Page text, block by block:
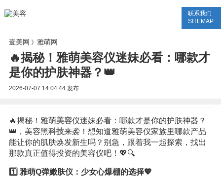
联系我们
SITEMAP
壹美网 》 雅萌网
🔥揭秘！雅萌美容仪迷妹必看：哪款才
是你的护肤神器？👑
2026-07-07 14:04:44发布
🔥揭秘！雅萌美容仪迷妹必看：哪款才是你的护肤神器？
👑，美容黑科技来袭！想知道雅萌美容仪家族里哪款产品
能让你的肌肤焕发新生吗？别急，跟着我一起探索，找出
那款真正值得投资的美容仪吧！💖🔍
1️⃣ 雅萌Q弹嫩肤仪：少女心爆棚的选择💖